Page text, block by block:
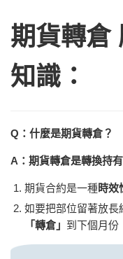
期貨轉倉
知識：
Q：什麼是期貨轉倉？
A：期貨轉倉是轉換持
期貨合約是一種時效
如要把部位留著放長
「轉倉」 到下個月份